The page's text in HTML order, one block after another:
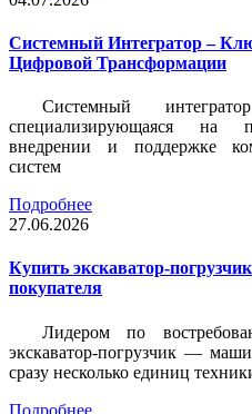
Системный Интегратор –
Цифровой Трансформации
Системный
специализирующаяся на
внедрении и поддержке
систем
Подробнее
27.06.2026
Купить экскаватор-
покупателя
Лидером по
экскаватор-погрузчик —
сразу несколько единиц
Подробнее